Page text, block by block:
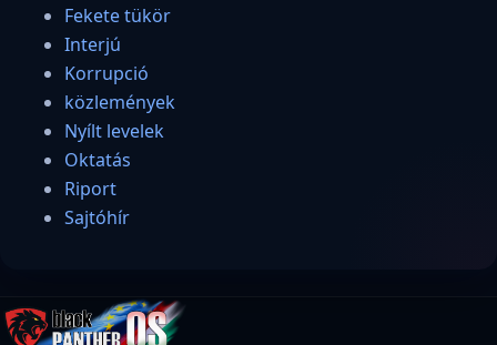
Fekete tükör
Interjú
Korrupció
közlemények
Nyílt levelek
Oktatás
Riport
Sajtóhír